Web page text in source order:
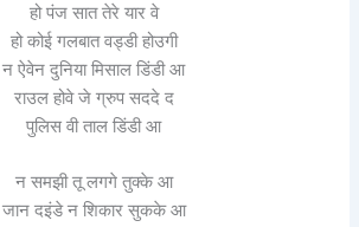
हो पंज सात तेरे यार वे
हो कोई गलबात वड्डी होउगी
न ऐवेन दुनिया मिसाल डिंडी आ
राउल होवे जे ग्रुप सददे द
पुलिस वी ताल डिंडी आ
न समझी तू लगगे तुक्के आ
जान दइंडे न शिकार सुकके आ